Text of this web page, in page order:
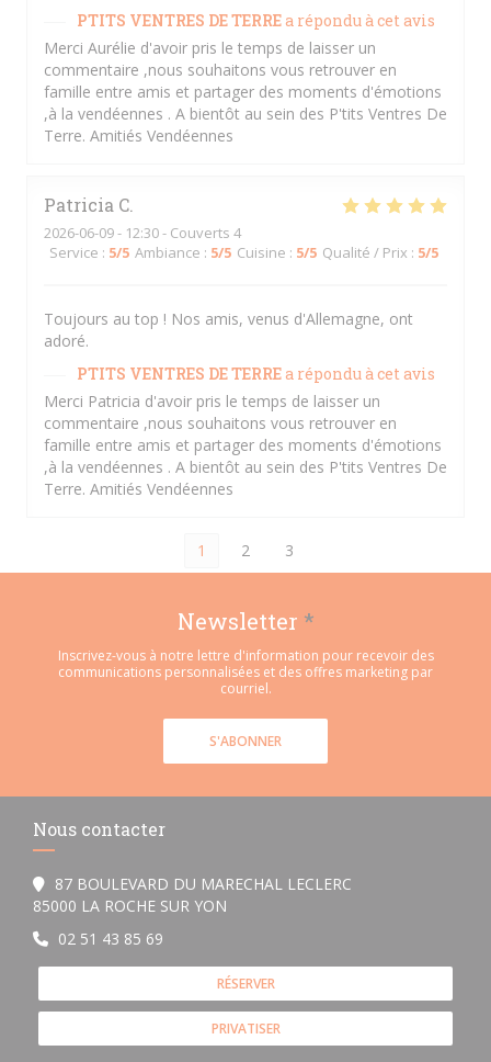
PTITS VENTRES DE TERREa répondu à cet avis
Merci Aurélie d'avoir pris le temps de laisser un
commentaire ,nous souhaitons vous retrouver en
famille entre amis et partager des moments d'émotions
,à la vendéennes . A bientôt au sein des P'tits Ventres De
Terre. Amitiés Vendéennes
Patricia C
2026-06-09- 12:30 - Couverts 4
Service : 5/5 Ambiance : 5/5 Cuisine : 5/5 Qualité / Prix : 5/5
Toujours au top ! Nos amis, venus d'Allemagne, ont
adoré.
PTITS VENTRES DE TERREa répondu à cet avis
Merci Patricia d'avoir pris le temps de laisser un
commentaire ,nous souhaitons vous retrouver en
famille entre amis et partager des moments d'émotions
,à la vendéennes . A bientôt au sein des P'tits Ventres De
Terre. Amitiés Vendéennes
1 2 3
Newsletter *
Inscrivez-vous à notre lettre d'information pour recevoir des
communications personnalisées et des offres marketing par
courriel.
S'ABONNER
Nous contacter
87 BOULEVARD DU MARECHAL LECLERC
85000 LA ROCHE SUR YON
02 51 43 85 69
RÉSERVER
PRIVATISER